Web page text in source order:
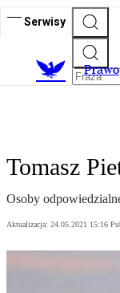
Serwisy
Prawo
Tomasz
Osoby
Aktualizacja: 24.05.2021 15:16